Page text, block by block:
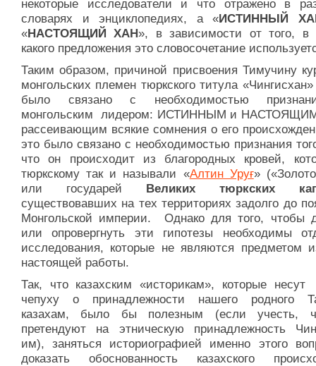
некоторые исследователи и что отражено в
словарях и энциклопедиях, а «ИСТИННЫЙ
«НАСТОЯЩИЙ ХАН», в зависимости от того, в
какого предложения это словосочетание
Таким образом, причиной присвоения Тимучину
монгольских племен тюркского титула
было связано с необходимостью
монгольским лидером: ИСТИННЫМ и
рассеивающим всякие сомнения о его
это было связано с необходимостью признания
что он происходит из благородных кровей,
тюркскому так и называли «Алтин Уруғ»
или государей Великих тюркских
существовавших на тех территориях задолго до
Монгольской империи. Однако для того, чтобы
или опровергнуть эти гипотезы необходимы
исследования, которые не являются предметом
настоящей работы.
Так, что казахским «историкам», которые
чепуху о принадлежности нашего родного
казахам, было бы полезным (если учесть,
претендуют на этническую принадлежность
им), заняться историографией именно этого
доказать обоснованность казахского